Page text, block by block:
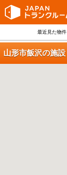
最近見た物件
山形市飯沢の施設